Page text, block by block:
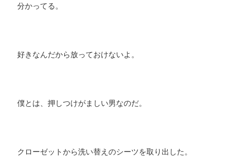
分かってる。
好きなんだから放っておけないよ。
僕とは、押しつけがましい男なのだ。
クローゼットから洗い替えのシーツを取り出した。